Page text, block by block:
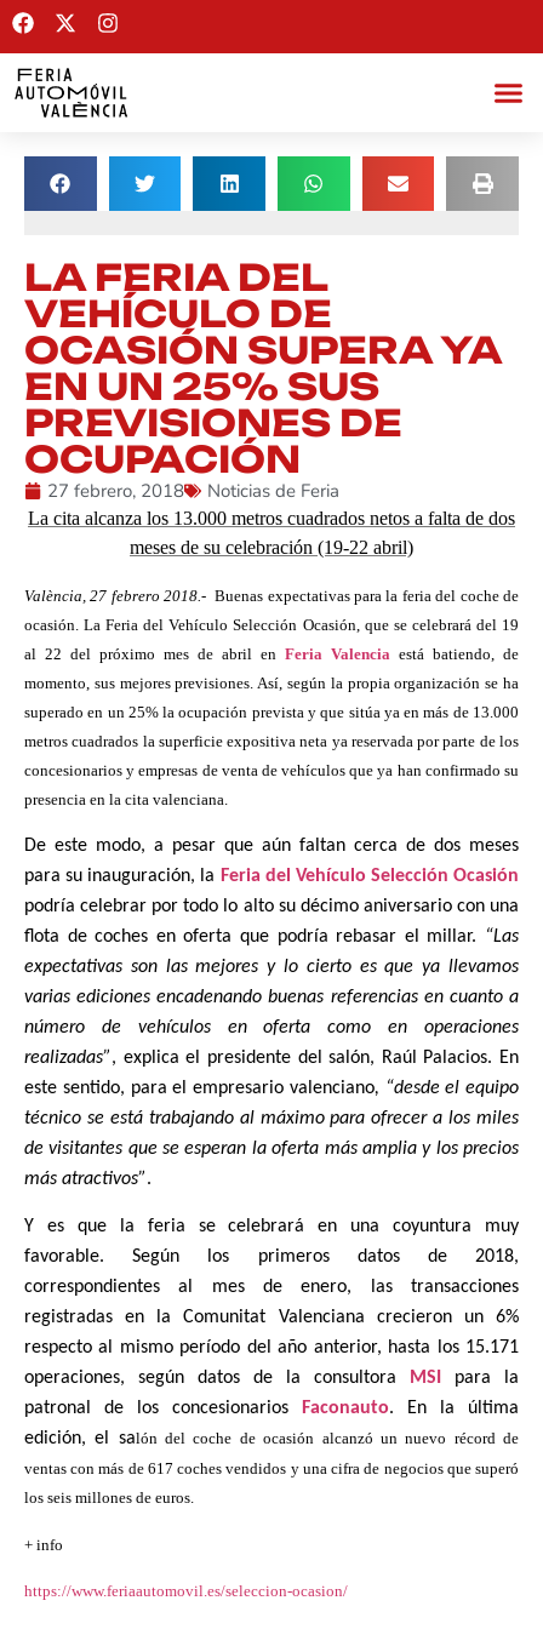
LA FERIA DEL
VEHÍCULO DE
OCASIÓN SUPERA YA
EN UN 25% SUS
PREVISIONES DE
OCUPACIÓN
27 febrero, 2018 Noticias de Feria
La cita alcanza los 13.000 metros cuadrados netos a falta de dos
meses de su celebración (19-22 abril)
València, 27 febrero 2018.- Buenas expectativas para la feria del coche de
ocasión. La Feria del Vehículo Selección Ocasión, que se celebrará del 19
al 22 del próximo mes de abril en Feria Valencia está batiendo, de
momento, sus mejores previsiones. Así, según la propia organización se ha
superado en un 25% la ocupación prevista y que sitúa ya en más de 13.000
metros cuadrados la superficie expositiva neta ya reservada por parte de los
concesionarios y empresas de venta de vehículos que ya han confirmado su
presencia en la cita valenciana.
De este modo, a pesar que aún faltan cerca de dos meses
para su inauguración, la Feria del Vehículo Selección Ocasión
podría celebrar por todo lo alto su décimo aniversario con una
flota de coches en oferta que podría rebasar el millar.
“Las
expectativas son las mejores y lo cierto es que ya llevamos
varias ediciones encadenando buenas referencias en cuanto a
número de vehículos en oferta como en operaciones
realizadas”, explica el presidente del salón, Raúl Palacios. En
este sentido, para el empresario valenciano, “desde el equipo
técnico se está trabajando al máximo para ofrecer a los miles
de visitantes que se esperan la oferta más amplia y los precios
más atractivos”.
Y es que la feria se celebrará en una coyuntura muy
favorable. Según los primeros datos de 2018,
correspondientes al mes de enero, las transacciones
registradas en la Comunitat Valenciana crecieron un 6%
respecto al mismo período del año anterior, hasta los 15.171
operaciones, según datos de la consultora MSI
para la
patronal de los concesionarios Faconauto. En la última
edición, el salón del coche de ocasión alcanzó un nuevo récord de
ventas con más de 617 coches vendidos y una cifra de negocios que superó
los seis millones de euros.
+ info
https://www.feriaautomovil.es/seleccion-ocasion/